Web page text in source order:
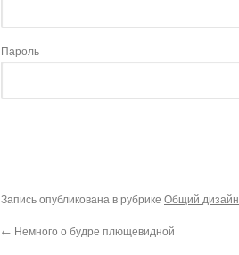
Пароль
Запись опубликована в рубрике Общий дизайн
← Немного о будре плющевидной